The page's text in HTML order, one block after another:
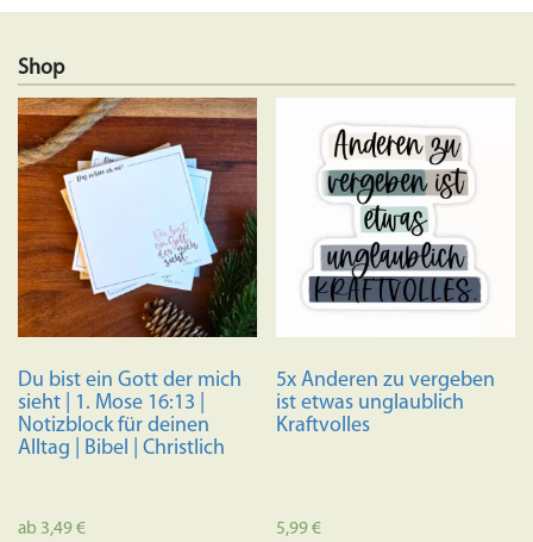
Shop
Du bist ein Gott der mich
sieht | 1. Mose 16:13 |
Notizblock für deinen
Alltag | Bibel | Christlich
ab 3,49€
5x Anderen zu vergeben
ist etwas unglaublich
Kraftvolles
5,99€